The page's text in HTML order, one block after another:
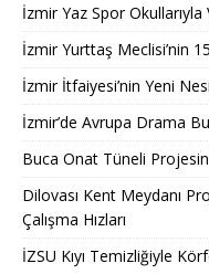
İzmir Yaz Spor
İzmir Yurttaş Meclisi’nin
İzmir İtfaiyesi’nin Yeni
İzmir’de Avrupa Drama
Buca Onat Tüneli
Dilovası Kent Meydanı
Çalışma Hızları
İZSU Kıyı Temizliğiyle